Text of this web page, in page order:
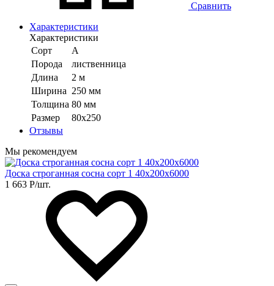
Сравнить
Характеристики
Характеристики
Сорт
А
Порода
лиственница
Длина
2 м
Ширина 250 мм
Толщина 80 мм
Размер
80х250
Отзывы
Мы рекомендуем
Доска строганная сосна сорт 1 40х200х6000
1 663 Р/шт.